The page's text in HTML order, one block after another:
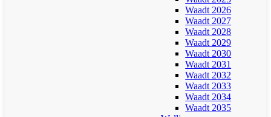
Waadt 2026
Waadt 2027
Waadt 2028
Waadt 2029
Waadt 2030
Waadt 2031
Waadt 2032
Waadt 2033
Waadt 2034
Waadt 2035